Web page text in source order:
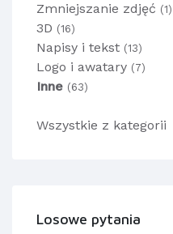
Zmniejszanie zdjęć (1)
3D (16)
Napisy i tekst (13)
Logo i awatary (7)
Inne (63)
Wszystkie z kategorii
Losowe pytania